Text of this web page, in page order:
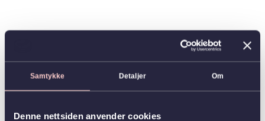
Samtykke Detaljer Om
Denne nettsiden anvender cookies